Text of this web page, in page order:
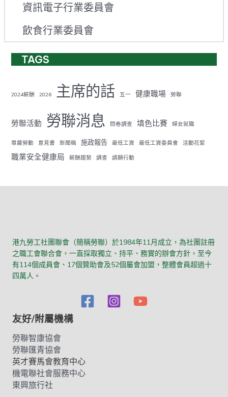
資訊電子行業委員會
飲食行業委員會
TAGS
2024薪酬 2026 主席的話 五一 健康職場 勞聯
勞聯活動 勞聯消息 問卷調查 填色比賽 婦女就職
尊嚴勞動 意見書 新聞稿 施政報告 最低工資 最低工資委員會 活動花絮
職業安全健康局 薪酬趨勢 調查 請願行動
港九勞工社團聯會（簡稱勞聯）於1984年11月成立，為社團註冊
之職工會聯合會，一直採取獨立、持平、務實的辦會方針，至今
有114個成員會、17個贊助會及52個屬會加盟，整體會員超過十
四萬人。
友好/附屬機構
勞聯智康協會
勞聯匯青協會
英才賽馬會教育中心
機電聯社會服務中心
東興旅行社